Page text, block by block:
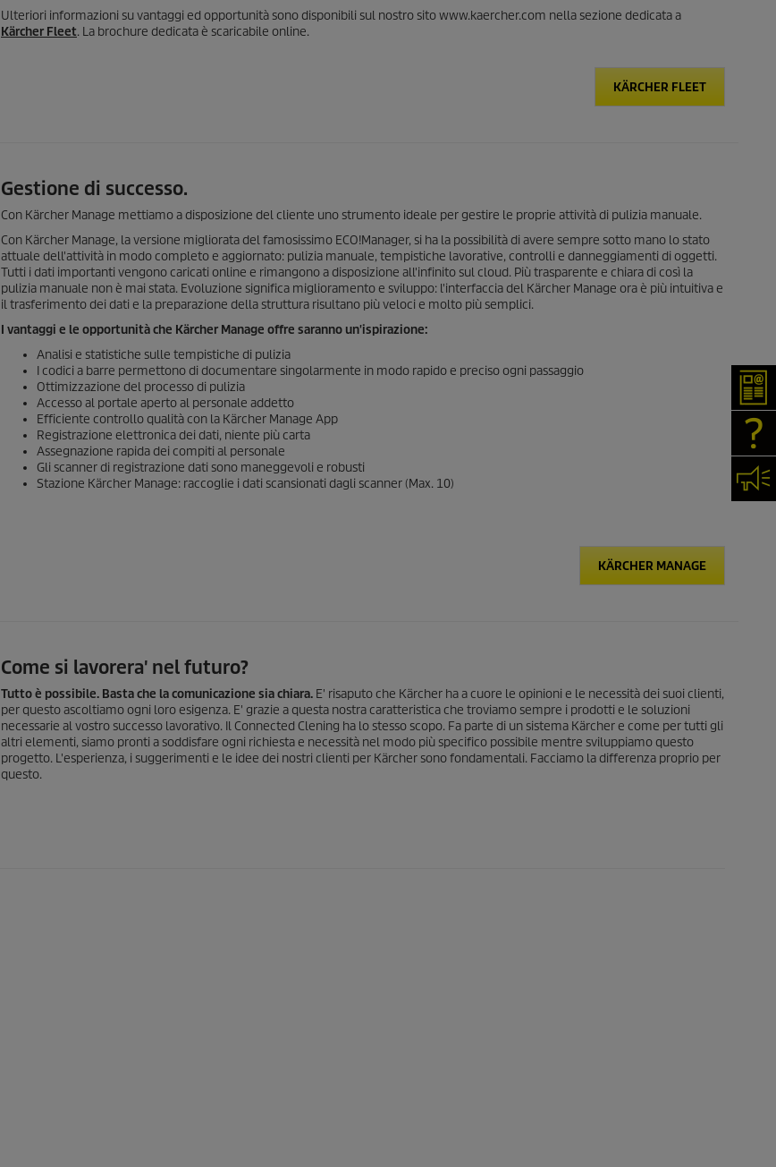
Ulteriori informazioni su vantaggi ed opportunità sono disponibili sul nostro sito www.kaercher.com nella sezione dedicata a
Kärcher Fleet. La brochure dedicata è scaricabile online.
KÄRCHER FLEET
Gestione di successo.
Con Kärcher Manage mettiamo a disposizione del cliente uno strumento ideale per gestire le proprie attività di pulizia manuale.
Con Kärcher Manage, la versione migliorata del famosissimo ECO!Manager, si ha la possibilità di avere sempre sotto mano lo stato
attuale dell'attività in modo completo e aggiornato: pulizia manuale, tempistiche lavorative, controlli e danneggiamenti di oggetti.
Tutti i dati importanti vengono caricati online e rimangono a disposizione all'infinito sul cloud. Più trasparente e chiara di così la
pulizia manuale non è mai stata. Evoluzione significa miglioramento e sviluppo: l'interfaccia del Kärcher Manage ora è più intuitiva e
il trasferimento dei dati e la preparazione della struttura risultano più veloci e molto più semplici.
I vantaggi e le opportunità che Kärcher Manage offre saranno un'ispirazione:
Analisi e statistiche sulle tempistiche di pulizia
I codici a barre permettono di documentare singolarmente in modo rapido e preciso ogni passaggio
Ottimizzazione del processo di pulizia
Accesso al portale aperto al personale addetto
Efficiente controllo qualità con la Kärcher Manage App
Registrazione elettronica dei dati, niente più carta
Assegnazione rapida dei compiti al personale
Gli scanner di registrazione dati sono maneggevoli e robusti
Stazione Kärcher Manage: raccoglie i dati scansionati dagli scanner (Max. 10)
KÄRCHER MANAGE
Come si lavorera' nel futuro?
Tutto è possibile. Basta che la comunicazione sia chiara. E' risaputo che Kärcher ha a cuore le opinioni e le necessità dei suoi clienti,
per questo ascoltiamo ogni loro esigenza. E' grazie a questa nostra caratteristica che troviamo sempre i prodotti e le soluzioni
necessarie al vostro successo lavorativo. Il Connected Clening ha lo stesso scopo. Fa parte di un sistema Kärcher e come per tutti gli
altri elementi, siamo pronti a soddisfare ogni richiesta e necessità nel modo più specifico possibile mentre sviluppiamo questo
progetto. L'esperienza, i suggerimenti e le idee dei nostri clienti per Kärcher sono fondamentali. Facciamo la differenza proprio per
questo.
FAQ